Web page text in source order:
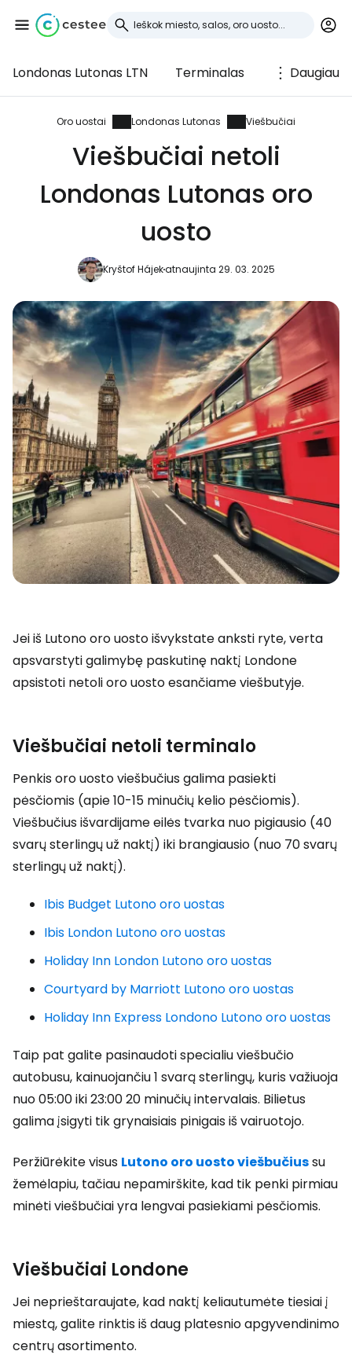
Londonas Lutonas LTN Terminalas Daugiau
Oro uostai Londonas Lutonas Viešbučiai
Viešbučiai netoli
Londonas Lutonas oro
uosto
Kryštof Hájekatnaujinta 29. 03. 2025
Jei iš Lutono oro uosto išvykstate anksti ryte, verta
apsvarstyti galimybę paskutinę naktį Londone
apsistoti netoli oro uosto esančiame viešbutyje.
Viešbučiai netoli terminalo
Penkis oro uosto viešbučius galima pasiekti
pėsčiomis (apie 10-15 minučių kelio pėsčiomis).
Viešbučius išvardijame eilės tvarka nuo pigiausio (40
svarų sterlingų už naktį) iki brangiausio (nuo 70 svarų
sterlingų už naktį).
Ibis Budget Lutono oro uostas
Ibis London Lutono oro uostas
Holiday Inn London Lutono oro uostas
Courtyard by Marriott Lutono oro uostas
Holiday Inn Express Londono Lutono oro uostas
Taip pat galite pasinaudoti specialiu viešbučio
autobusu, kainuojančiu 1 svarą sterlingų, kuris važiuoja
nuo 05:00 iki 23:00 20 minučių intervalais. Bilietus
galima įsigyti tik grynaisiais pinigais iš vairuotojo.
Peržiūrėkite visus Lutono oro uosto viešbučiussu
žemėlapiu, tačiau nepamirškite, kad tik penki pirmiau
minėti viešbučiai yra lengvai pasiekiami pėsčiomis.
Viešbučiai Londone
Jei neprieštaraujate, kad naktį keliautumėte tiesiai į
miestą, galite rinktis iš daug platesnio apgyvendinimo
centrų asortimento.
Prisijunkite prie
Cestee
... pasaulinė kelionių bendruomenė
Tęsti su Facebook
Tęsti el. paštu